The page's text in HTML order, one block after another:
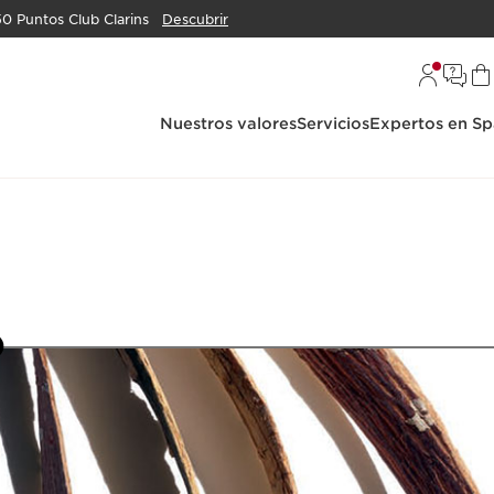
Puntos Club Clarins Descubrir
Nuestros valoresServiciosExpertos en
8 9